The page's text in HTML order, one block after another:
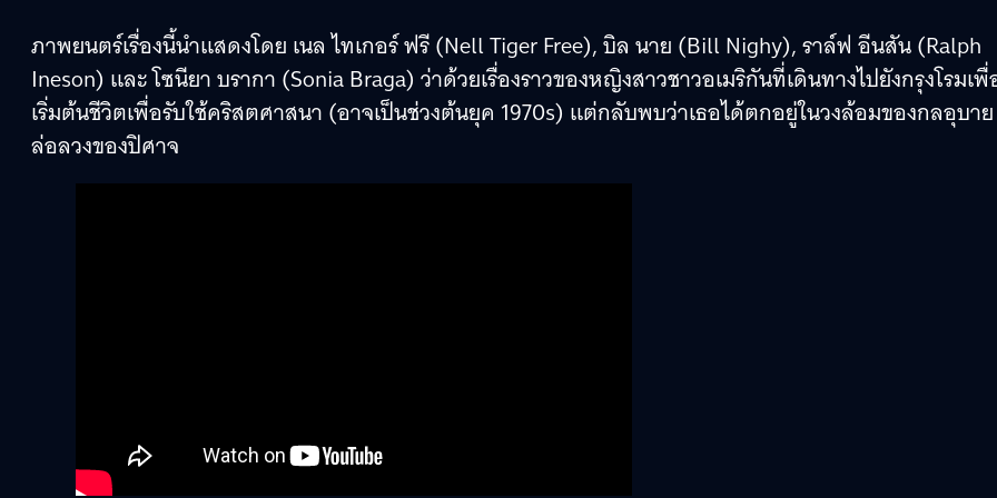
ภาพยนตร์เรื่องนี้นำแสดงโดย เนล ไทเกอร์ ฟรี (Nell Tiger Free), บิล นาย (Bill Nighy), ราล์ฟ อีนสัน (Ralph
Ineson) และ โซนียา บรากา (Sonia Braga) ว่าด้วยเรื่องราวของหญิงสาวชาวอเมริกันที่เดินทางไปยังกรุงโรมเ
เริ่มต้นชีวิตเพื่อรับใช้คริสตศาสนา (อาจเป็นช่วงต้นยุค 1970s) แต่กลับพบว่าเธอได้ตกอยู่ในวงล้อมของกลอุบาย
ล่อลวงของปิศาจ